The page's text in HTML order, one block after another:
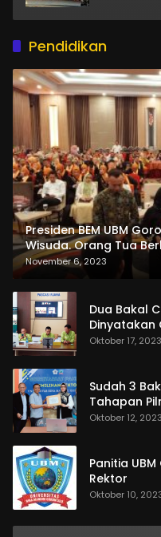
Pendidikan
Presiden BEM UBM
Wisuda. Orang Tua
dan Pemasangan
November 6, 2023
Dua Bakal
Dinyatakan
Oktober 17, 2023
Sudah 3
Tahapan
Oktober 12, 2023
Panitia
Rektor
Oktober 10,